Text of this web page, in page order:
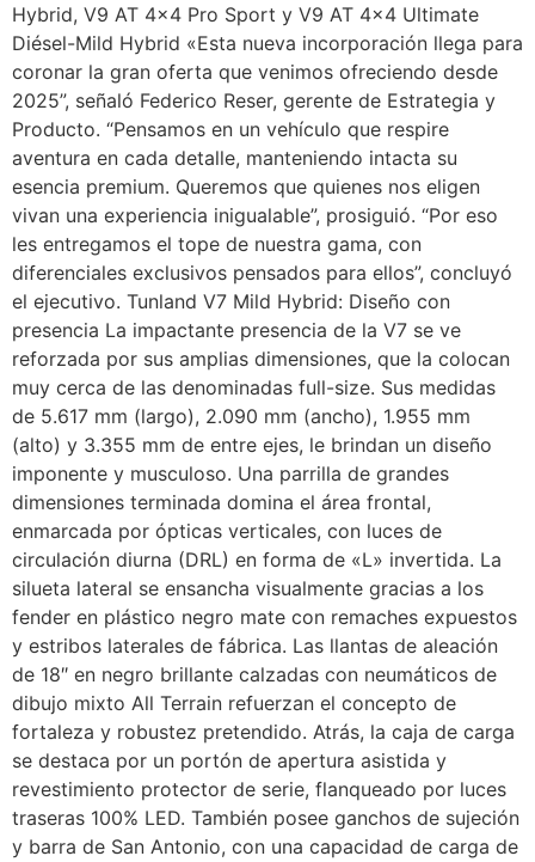
Hybrid, V9 AT 4×4 Pro Sport y V9 AT 4×4 Ultimate
Diésel-Mild Hybrid «Esta nueva incorporación llega para
coronar la gran oferta que venimos ofreciendo desde
2025”, señaló Federico Reser, gerente de Estrategia y
Producto. “Pensamos en un vehículo que respire
aventura en cada detalle, manteniendo intacta su
esencia premium. Queremos que quienes nos eligen
vivan una experiencia inigualable”, prosiguió. “Por eso
les entregamos el tope de nuestra gama, con
diferenciales exclusivos pensados para ellos”, concluyó
el ejecutivo. Tunland V7 Mild Hybrid: Diseño con
presencia La impactante presencia de la V7 se ve
reforzada por sus amplias dimensiones, que la colocan
muy cerca de las denominadas full-size. Sus medidas
de 5.617 mm (largo), 2.090 mm (ancho), 1.955 mm
(alto) y 3.355 mm de entre ejes, le brindan un diseño
imponente y musculoso. Una parrilla de grandes
dimensiones terminada domina el área frontal,
enmarcada por ópticas verticales, con luces de
circulación diurna (DRL) en forma de «L» invertida. La
silueta lateral se ensancha visualmente gracias a los
fender en plástico negro mate con remaches expuestos
y estribos laterales de fábrica. Las llantas de aleación
de 18″ en negro brillante calzadas con neumáticos de
dibujo mixto All Terrain refuerzan el concepto de
fortaleza y robustez pretendido. Atrás, la caja de carga
se destaca por un portón de apertura asistida y
revestimiento protector de serie, flanqueado por luces
traseras 100% LED. También posee ganchos de sujeción
y barra de San Antonio, con una capacidad de carga de